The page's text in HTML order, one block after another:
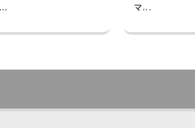
マ...